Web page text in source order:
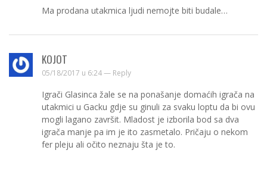
Ma prodana utakmica ljudi nemojte biti budale…
KOJOT
05/18/2017 u 6:24 — Reply
Igrači Glasinca žale se na ponašanje domaćih igrača na
utakmici u Gacku gdje su ginuli za svaku loptu da bi ovu
mogli lagano završit. Mladost je izborila bod sa dva
igrača manje pa im je ito zasmetalo. Pričaju o nekom
fer pleju ali očito neznaju šta je to.